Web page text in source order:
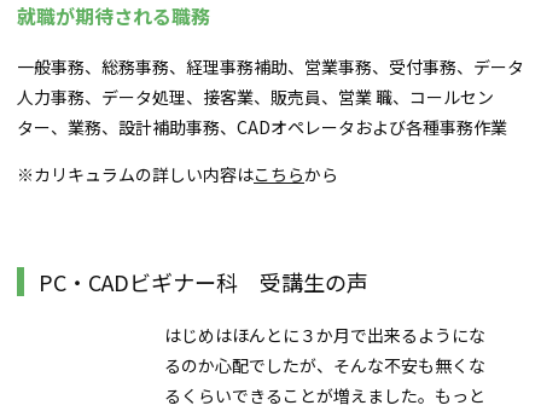
就職が期待される職務
一般事務、総務事務、経理事務補助、営業事務、受付事務、データ
人力事務、データ処理、接客業、販売員、営業 職、コールセン
ター、業務、設計補助事務、CADオペレータおよび各種事務作業
※カリキュラムの詳しい内容はこちらから
PC・CADビギナー科 受講生の声
はじめはほんとに３か月で出来るようにな
るのか心配でしたが、そんな不安も無くな
るくらいできることが増えました。もっと